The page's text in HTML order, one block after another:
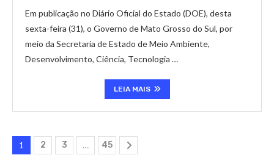
Em publicação no Diário Oficial do Estado (DOE), desta
sexta-feira (31), o Governo de Mato Grosso do Sul, por
meio da Secretaria de Estado de Meio Ambiente,
Desenvolvimento, Ciência, Tecnologia …
LEIA MAIS
1 2 3 … 45